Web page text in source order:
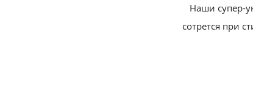
Наши супер-
сотрется при